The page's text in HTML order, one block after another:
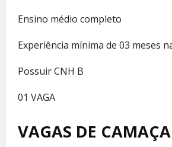
Ensino médio completo
Experiência mínima de 03 meses
Possuir CNH B
01 VAGA
VAGAS DE